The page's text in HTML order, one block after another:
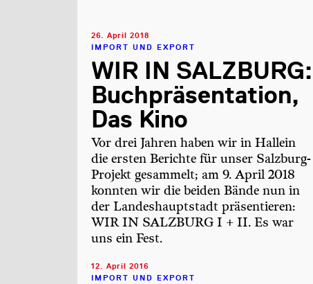
26. April 2018
IMPORT UND EXPORT
WIR IN SALZBURG:
Buchpräsentation,
Das Kino
Vor drei Jahren haben wir in Hallein
die ersten Berichte für unser Salzburg-
Projekt gesammelt; am 9. April 2018
konnten wir die beiden Bände nun in
der Landeshauptstadt präsentieren:
WIR IN SALZBURG I + II. Es war
uns ein Fest.
12. April 2016
IMPORT UND EXPORT